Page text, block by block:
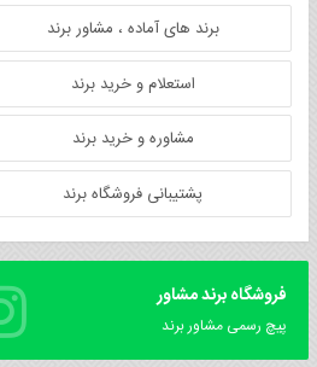
برند های آماده ، مشاور برند
استعلام و خرید برند
مشاوره و خرید برند
پشتیبانی فروشگاه برند
فروشگاه برند مشاور
پیچ رسمی مشاور برند